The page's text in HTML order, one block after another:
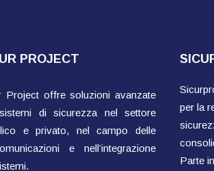
PROJECT
Project offre soluzioni avanzate
di sicurezza nel settore
e privato, nel campo delle
e nell’integrazione
per la
Parte